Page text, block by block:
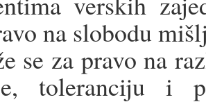
na slobodu
se za pravo na
toleranciju i